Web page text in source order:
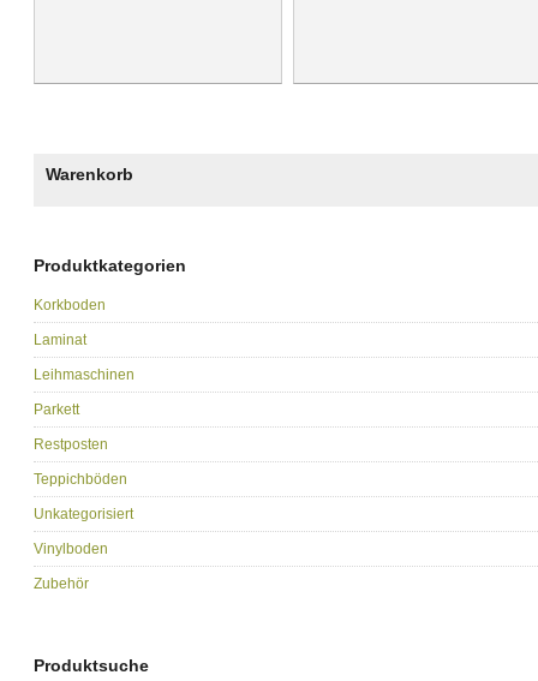
Warenkorb
Produktkategorien
Korkboden
Laminat
Leihmaschinen
Parkett
Restposten
Teppichböden
Unkategorisiert
Vinylboden
Zubehör
Produktsuche